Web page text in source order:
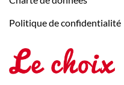
Politique de confidentialité